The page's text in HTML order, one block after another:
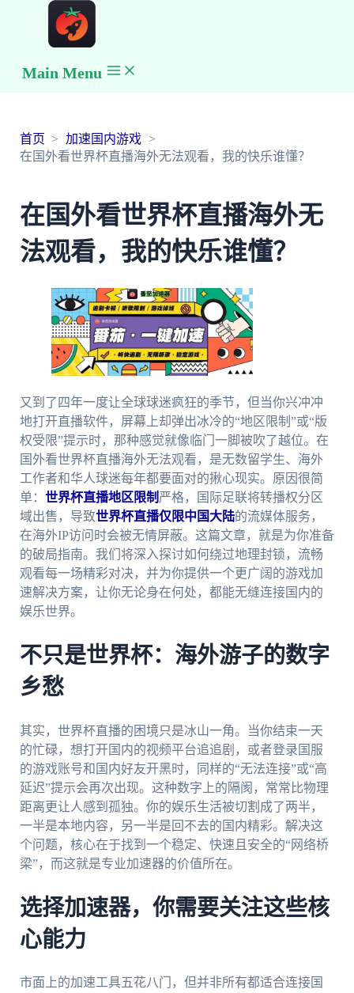
Main Menu
首页
加速国内游戏
在国外看世界杯直播海外无法观看，我的快乐谁懂？
在国外看世界杯直播海外无
法观看，我的快乐谁懂？
又到了四年一度让全球球迷疯狂的季节，但当你兴冲冲
地打开直播软件，屏幕上却弹出冰冷的“地区限制”或“版
权受限”提示时，那种感觉就像临门一脚被吹了越位。在
国外看世界杯直播海外无法观看，是无数留学生、海外
工作者和华人球迷每年都要面对的揪心现实。原因很简
单： 世界杯直播地区限制 严格，国际足联将转播权分区
域出售，导致世界杯直播仅限中国大陆的流媒体服务，
在海外IP访问时会被无情屏蔽。这篇文章，就是为你准备
的破局指南。我们将深入探讨如何绕过地理封锁，流畅
观看每一场精彩对决，并为你提供一个更广阔的游戏加
速解决方案，让你无论身在何处，都能无缝连接国内的
娱乐世界。
不只是世界杯：海外游子的数字
乡愁
其实，世界杯直播的困境只是冰山一角。当你结束一天
的忙碌，想打开国内的视频平台追追剧，或者登录国服
的游戏账号和国内好友开黑时，同样的“无法连接”或“高
延迟”提示会再次出现。这种数字上的隔阂，常常比物理
距离更让人感到孤独。你的娱乐生活被切割成了两半，
一半是本地内容，另一半是回不去的国内精彩。解决这
个问题，核心在于找到一个稳定、快速且安全的“网络桥
梁”，而这就是专业加速器的价值所在。
选择加速器，你需要关注这些核
心能力
市面上的加速工具五花八门，但并非所有都适合连接国